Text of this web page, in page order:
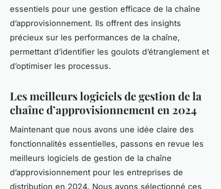
essentiels pour une gestion efficace de la chaîne
d’approvisionnement. Ils offrent des insights
précieux sur les performances de la chaîne,
permettant d’identifier les goulots d’étranglement et
d’optimiser les processus.
Les meilleurs logiciels de gestion de la
chaîne d’approvisionnement en 2024
Maintenant que nous avons une idée claire des
fonctionnalités essentielles, passons en revue les
meilleurs logiciels de gestion de la chaîne
d’approvisionnement pour les entreprises de
distribution en 2024. Nous avons sélectionné ces